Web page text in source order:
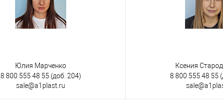
Юлия Марченко
8 800 555 48 55(доб. 204)
sale@a1plast.ru
Ксения
8 800 555 48 55